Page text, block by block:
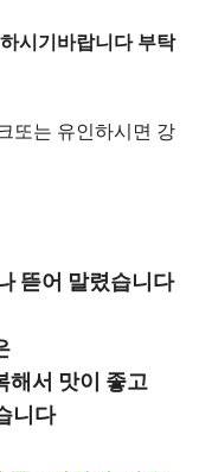
시기바랍니다 부탁
또는 유인하시면 강
뜯어 말렸습니다
해서 맛이 좋고
니다